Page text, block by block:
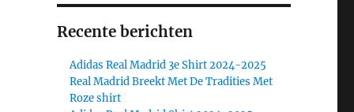
Recente berichten
Adidas Real Madrid 3e Shirt 2024-2025
Real Madrid Breekt Met De Tradities Met
Roze shirt